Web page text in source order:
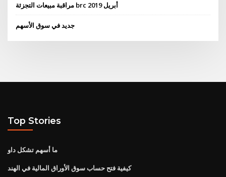
مراقبة مبيعات التجزئة brc 2019 أبريل
جديد في سوق الأسهم
Top Stories
ما أسهم تشكل داو
كيفية فتح حساب سوق الأوراق المالية في الهند